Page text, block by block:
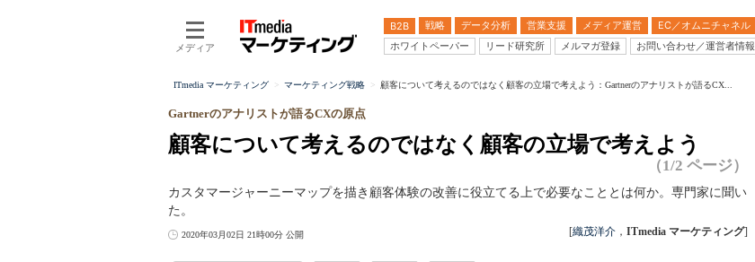
メディア
B2B 戦略 データ分析 営業支援 メディア運営 EC／オムニチャネル
ホワイトペーパー
リード研究所 メルマガ登録 お問い合わせ／運営者情報
ITmedia マーケティング マーケティング戦略 顧客について考えるのではなく顧客の立場で考えよう：Gartnerのアナリストが語るCX...
顧客について考えるのではなく顧客の立場で考えよう
Gartnerのアナリストが語るCXの原点
（1/2 ページ）
カスタマージャーニーマップを描き顧客体験の改善に役立てる上で必要なこととは何か。専門家に聞い
た。
2020年03月02日 21時00分 公開 [織茂洋介 ， ITmedia マーケティング]